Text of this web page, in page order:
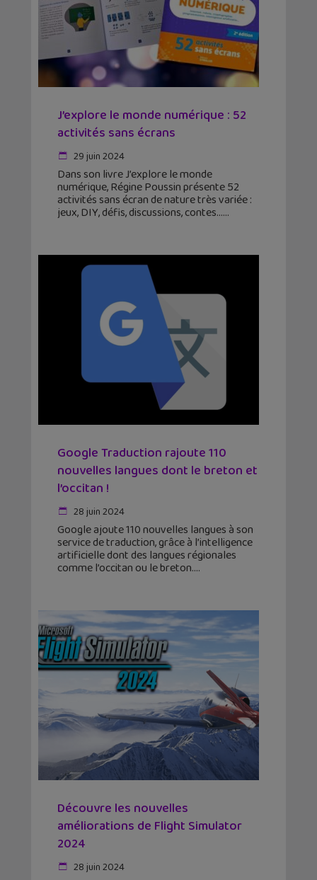
J’explore le monde numérique : 52
activités sans écrans
29 juin 2024
Dans son livre J’explore le monde
numérique, Régine Poussin présente 52
activités sans écran de nature très variée :
jeux, DIY, défis, discussions, contes…
Google Traduction rajoute 110
nouvelles langues dont le breton et
l’occitan !
28 juin 2024
Google ajoute 110 nouvelles langues à son
service de traduction, grâce à l’intelligence
artificielle dont des langues régionales
comme l’occitan ou le breton.
Découvre les nouvelles
améliorations de Flight Simulator
2024
28 juin 2024